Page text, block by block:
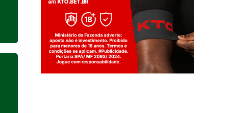
Jogue com responsabilidade. 18+